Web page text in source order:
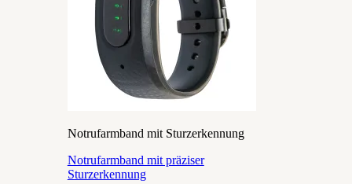
Notrufarmband mit Sturzerkennung
Notrufarmband mit präziser
Sturzerkennung